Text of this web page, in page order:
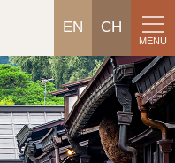
EN CH
MENU